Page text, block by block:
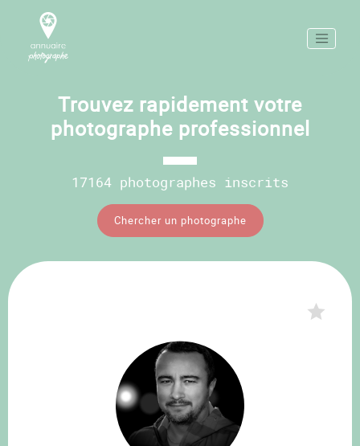
Trouvez rapidement votre
photographe professionnel
17164 photographes inscrits
Chercher un photographe